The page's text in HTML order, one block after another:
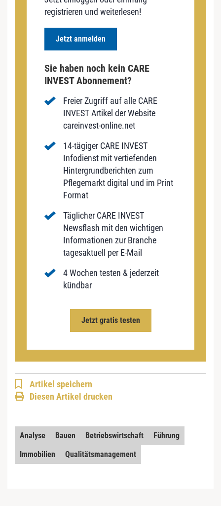
registrieren und weiterlesen!
Jetzt anmelden
Sie haben noch kein CARE
INVEST Abonnement?
Freier Zugriff auf alle CARE
INVEST Artikel der Website
careinvest-online.net
14-tägiger CARE INVEST
Infodienst mit vertiefenden
Hintergrundberichten zum
Pflegemarkt digital und im Print
Format
Täglicher CARE INVEST
Newsflash mit den wichtigen
Informationen zur Branche
tagesaktuell per E-Mail
4 Wochen testen & jederzeit
kündbar
Jetzt gratis testen
Artikel speichern
Diesen Artikel drucken
Analyse Bauen Betriebswirtschaft
Führung
Immobilien
Qualitätsmanagement